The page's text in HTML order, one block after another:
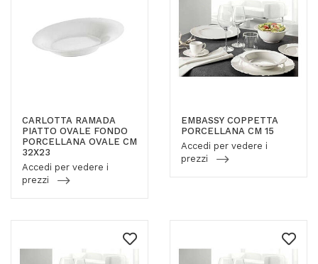
CARLOTTA RAMADA
PIATTO OVALE FONDO
PORCELLANA OVALE CM
32X23
Accedi per vedere i
prezzi
EMBASSY COPPETTA
PORCELLANA CM 15
Accedi per vedere i
prezzi